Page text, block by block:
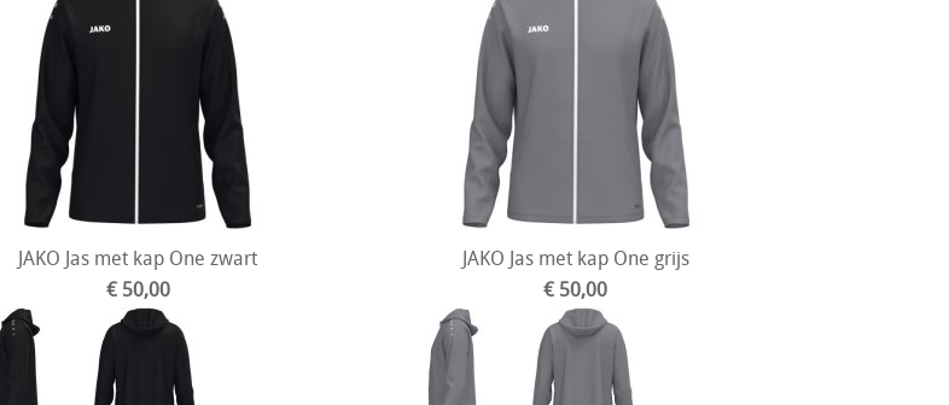
JAKO Jas met kap One zwart
€ 50,00
JAKO Jas met kap One grijs
€ 50,00